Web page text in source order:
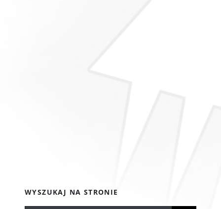
WYSZUKAJ NA STRONIE